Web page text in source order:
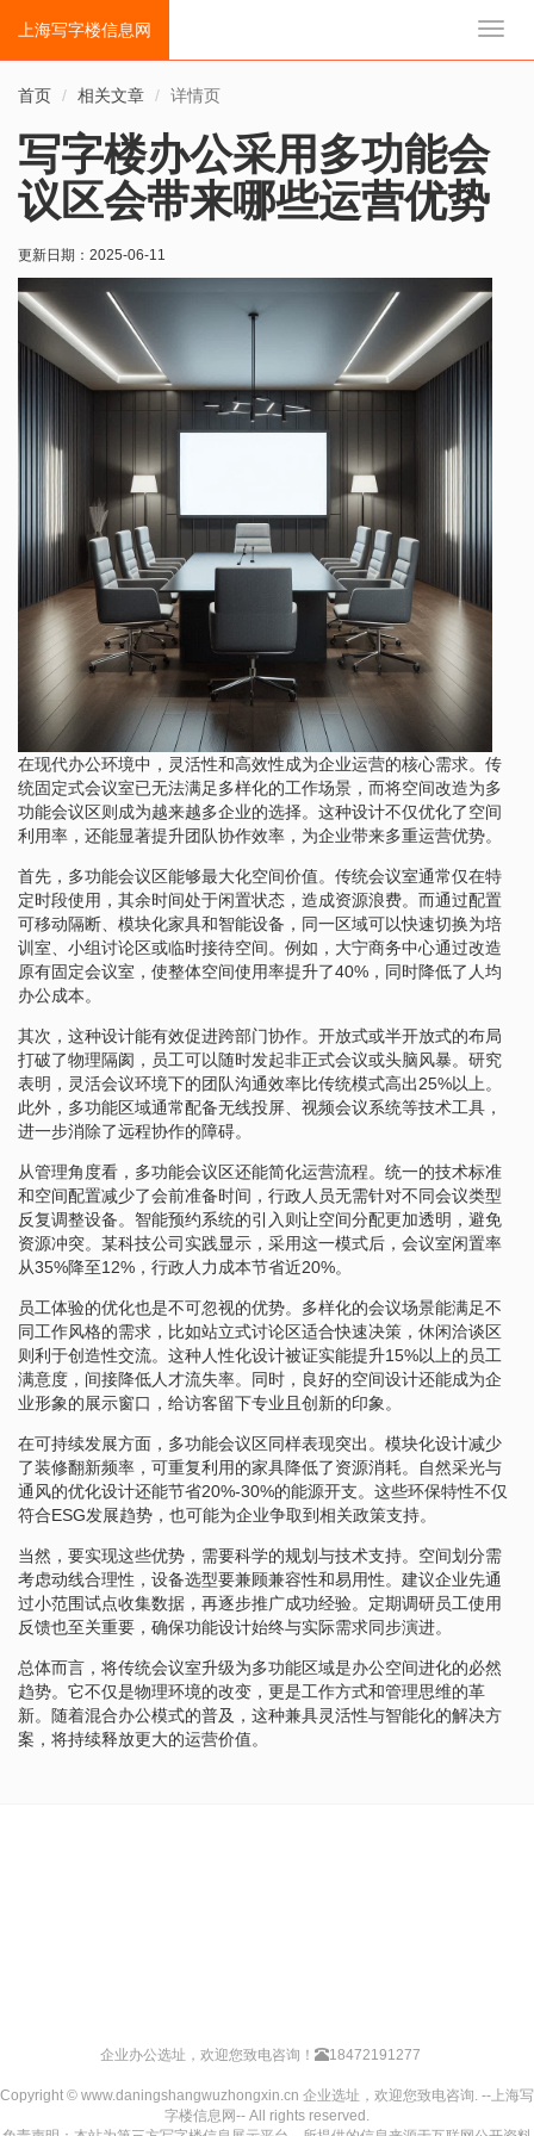
切
上海写字楼信息网
首页 相关文章 详情页
写字楼办公采用多功能会
议区会带来哪些运营优势
更新日期： 2025-06-11
在现代办公环境中，灵活性和高效性成为企业运营的核心需求。传
统固定式会议室已无法满足多样化的工作场景，而将空间改造为多
功能会议区则成为越来越多企业的选择。这种设计不仅优化了空间
利用率，还能显著提升团队协作效率，为企业带来多重运营优势。
首先，多功能会议区能够最大化空间价值。传统会议室通常仅在特
定时段使用，其余时间处于闲置状态，造成资源浪费。而通过配置
可移动隔断、模块化家具和智能设备，同一区域可以快速切换为培
训室、小组讨论区或临时接待空间。例如，大宁商务中心通过改造
原有固定会议室，使整体空间使用率提升了40%，同时降低了人均
办公成本。
其次，这种设计能有效促进跨部门协作。开放式或半开放式的布局
打破了物理隔阂，员工可以随时发起非正式会议或头脑风暴。研究
表明，灵活会议环境下的团队沟通效率比传统模式高出25%以上。
此外，多功能区域通常配备无线投屏、视频会议系统等技术工具，
进一步消除了远程协作的障碍。
从管理角度看，多功能会议区还能简化运营流程。统一的技术标准
和空间配置减少了会前准备时间，行政人员无需针对不同会议类型
反复调整设备。智能预约系统的引入则让空间分配更加透明，避免
资源冲突。某科技公司实践显示，采用这一模式后，会议室闲置率
从35%降至12%，行政人力成本节省近20%。
员工体验的优化也是不可忽视的优势。多样化的会议场景能满足不
同工作风格的需求，比如站立式讨论区适合快速决策，休闲洽谈区
则利于创造性交流。这种人性化设计被证实能提升15%以上的员工
满意度，间接降低人才流失率。同时，良好的空间设计还能成为企
业形象的展示窗口，给访客留下专业且创新的印象。
在可持续发展方面，多功能会议区同样表现突出。模块化设计减少
了装修翻新频率，可重复利用的家具降低了资源消耗。自然采光与
通风的优化设计还能节省20%-30%的能源开支。这些环保特性不仅
符合ESG发展趋势，也可能为企业争取到相关政策支持。
当然，要实现这些优势，需要科学的规划与技术支持。空间划分需
考虑动线合理性，设备选型要兼顾兼容性和易用性。建议企业先通
过小范围试点收集数据，再逐步推广成功经验。定期调研员工使用
反馈也至关重要，确保功能设计始终与实际需求同步演进。
总体而言，将传统会议室升级为多功能区域是办公空间进化的必然
趋势。它不仅是物理环境的改变，更是工作方式和管理思维的革
新。随着混合办公模式的普及，这种兼具灵活性与智能化的解决方
案，将持续释放更大的运营价值。
企业办公选址，欢迎您致电咨询！ 18472191277
Copyright © www.daningshangwuzhongxin.cn 企业选址，欢迎您致电咨询. --上海写
字楼信息网-- All rights reserved.